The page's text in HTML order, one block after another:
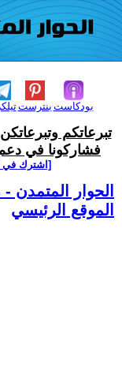
بنترست بودكاست
تبرعاتكم
فشاركونا في دعم
[اشترك في
الحوار المتمدن -
الموقع الرئيسي